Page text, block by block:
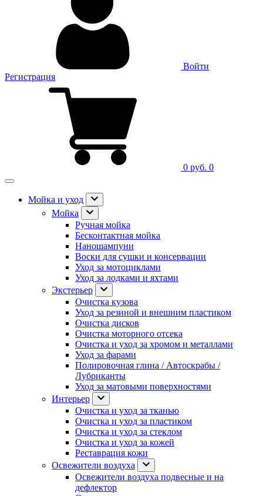
Войти
Регистрация
0 руб. 0
Мойка и уход
Мойка
Ручная мойка
Бесконтактная мойка
Наношампуни
Воски для сушки и консервации
Уход за мотоциклами
Уход за лодками и яхтами
Экстерьер
Очистка кузова
Уход за резиной и внешним пластиком
Очистка дисков
Очистка моторного отсека
Очистка и уход за хромом и металлами
Уход за фарами
Полировочная глина / Автоскрабы /
Лубриканты
Уход за матовыми поверхностями
Интерьер
Очистка и уход за тканью
Очистка и уход за пластиком
Очистка и уход за стеклом
Очистка и уход за кожей
Реставрация кожи
Освежители воздуха
Освежители воздуха подвесные и на
дефлектор